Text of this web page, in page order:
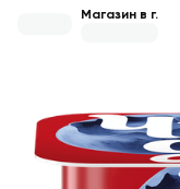
Магазин в г.